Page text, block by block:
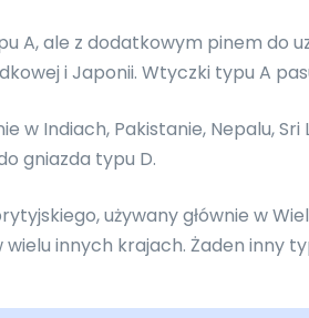
A, ale z dodatkowym pinem do
i Japonii. Wtyczki typu A
w Indiach, Pakistanie, Nepalu,
gniazda typu D.
używany głównie w
wielu innych krajach. Żaden inny